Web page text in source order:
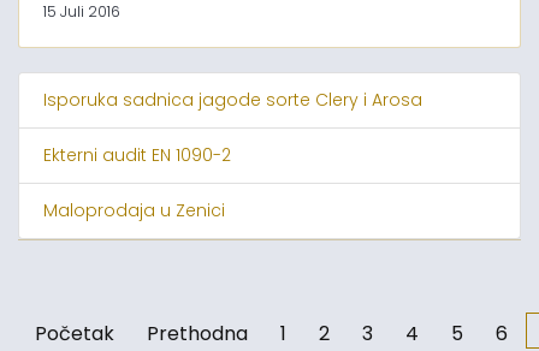
15 Juli 2016
Isporuka sadnica jagode sorte Clery i Arosa
Ekterni audit EN 1090-2
Maloprodaja u Zenici
Početak Prethodna 1 2 3 4 5 6